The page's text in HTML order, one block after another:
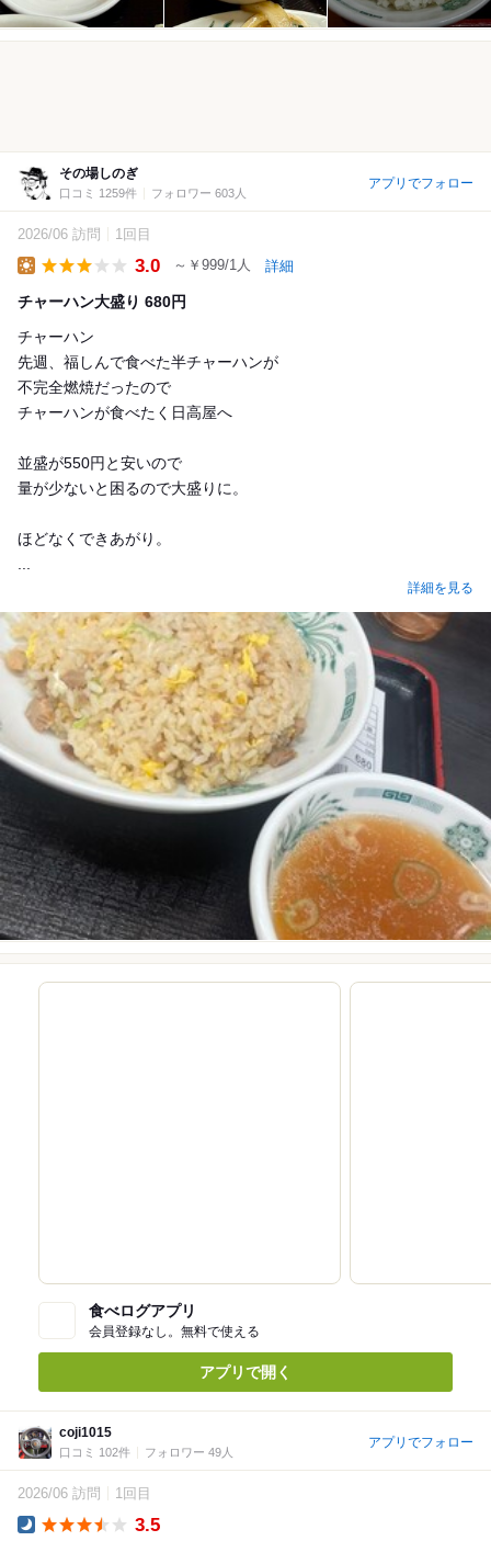
その場しのぎ
口コミ 1259件 フォロワー 603人
アプリでフォロー
2026/06 訪問 1回目
3.0 ～￥999/1人 詳細
チャーハン大盛り 680円
チャーハン
先週、福しんで食べた半チャーハンが
不完全燃焼だったので
チャーハンが食べたく日高屋へ
並盛が550円と安いので
量が少ないと困るので大盛りに。
ほどなくできあがり。
...
詳細を見る
食べログアプリ
会員登録なし。無料で使える
アプリで開く
coji1015
口コミ 102件 フォロワー 49人
アプリでフォロー
2026/06 訪問 1回目
3.5